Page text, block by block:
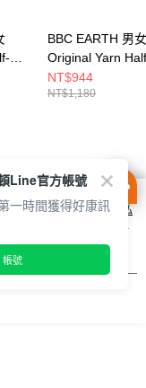
BBC EARTH 男女
Original Yarn
label Cap 休閒帽
OLIVE
NT$944
NT$1,180
式之詳情，及若您不希
定，請參閱本網站「
隱私
同意本公司得按本網站使
Line官方帳號
一時間獲得好康訊
帳號